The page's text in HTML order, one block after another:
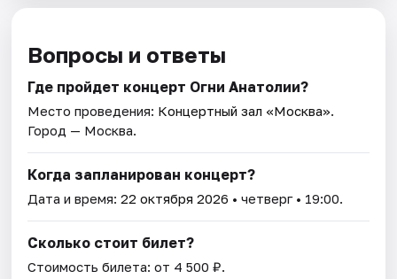
Вопросы и ответы
Где пройдет концерт Огни Анатолии?
Место проведения: Концертный зал «Москва».
Город — Москва.
Когда запланирован концерт?
Дата и время:22 октября 2026 • четверг • 19:00.
Сколько стоит билет?
Стоимость билета: от 4 500 ₽.